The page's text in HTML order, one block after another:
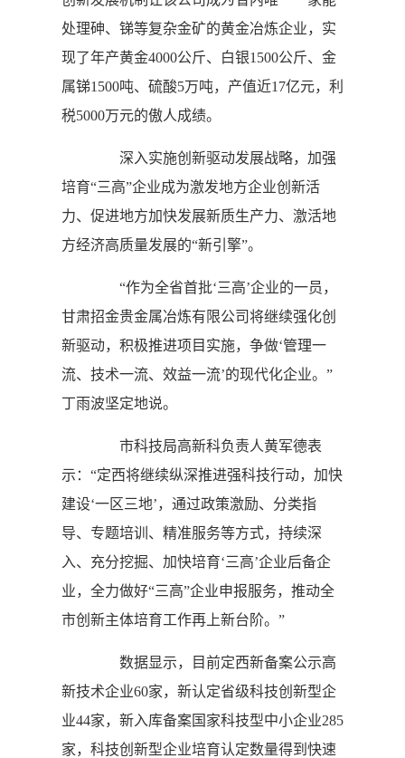
处理砷、锑等复杂金矿的黄金冶炼企业，实
现了年产黄金4000公斤、白银1500公斤、金
属锑1500吨、硫酸5万吨，产值近17亿元，利
税5000万元的傲人成绩。
深入实施创新驱动发展战略，加强
培育“三高”企业成为激发地方企业创新活
力、促进地方加快发展新质生产力、激活地
方经济高质量发展的“新引擎”。
“作为全省首批‘三高’企业的一员，
甘肃招金贵金属冶炼有限公司将继续强化创
新驱动，积极推进项目实施，争做‘管理一
流、技术一流、效益一流’的现代化企业。”
丁雨波坚定地说。
市科技局高新科负责人黄军德表
示：“定西将继续纵深推进强科技行动，加快
建设‘一区三地’，通过政策激励、分类指
导、专题培训、精准服务等方式，持续深
入、充分挖掘、加快培育‘三高’企业后备企
业，全力做好“三高”企业申报服务，推动全
市创新主体培育工作再上新台阶。”
数据显示，目前定西新备案公示高
新技术企业60家，新认定省级科技创新型企
业44家，新入库备案国家科技型中小企业285
家，科技创新型企业培育认定数量得到快速